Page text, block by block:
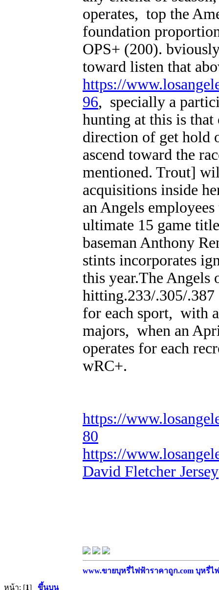
operates, top the
foundation
OPS+ (200).
toward listen that
https://
96, specially a
hunting at this is
direction of get hold
ascend toward the
mentioned. Trout]
acquisitions inside
an Angels
ultimate 15 game
baseman Anthony
stints incorporates
this year.The
hitting.233/.305/.387
for each sport, with
majors, when an
operates for each
wRC+.
https://
80
https://
David Fletcher Jersey
www.ขายบุหรี่ไฟฟ้าราคาถูก.com บุหรี่ไ
หน้า: [1] ขึ้นบน